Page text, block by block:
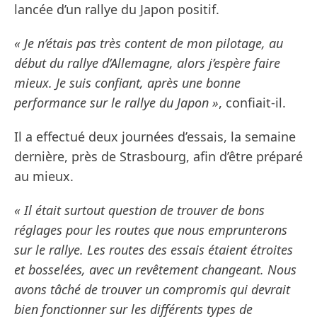
lancée d’un rallye du Japon positif.
« Je n’étais pas très content de mon pilotage, au
début du rallye d’Allemagne, alors j’espère faire
mieux. Je suis confiant, après une bonne
performance sur le rallye du Japon », confiait-il.
Il a effectué deux journées d’essais, la semaine
dernière, près de Strasbourg, afin d’être préparé
au mieux.
« Il était surtout question de trouver de bons
réglages pour les routes que nous emprunterons
sur le rallye. Les routes des essais étaient étroites
et bosselées, avec un revêtement changeant. Nous
avons tâché de trouver un compromis qui devrait
bien fonctionner sur les différents types de